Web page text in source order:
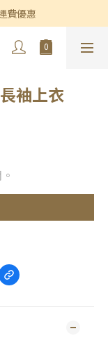
費優惠
費優惠
優惠
袖上衣